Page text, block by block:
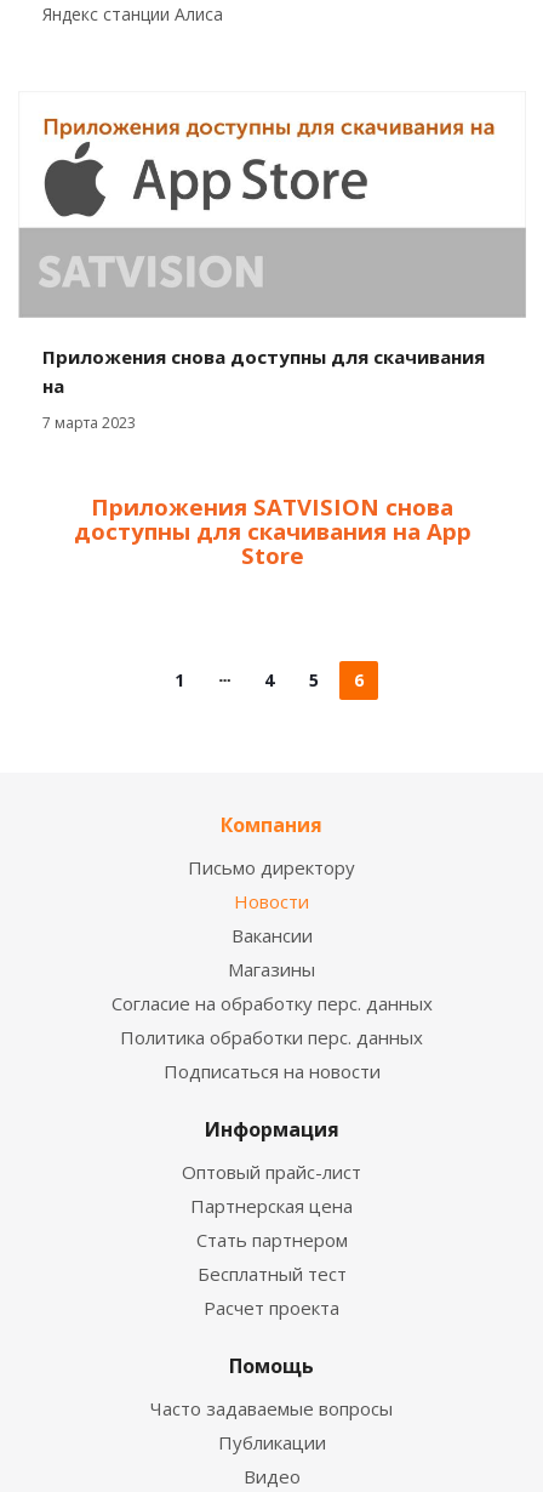
Яндекс станции Алиса
Приложения снова доступны для скачивания
на
7 марта 2023
Приложения SATVISION снова
доступны для скачивания на App
Store
1 4 5 6
Компания
Письмо директору
Новости
Вакансии
Магазины
Согласие на обработку перс. данных
Политика обработки перс. данных
Подписаться на новости
Информация
Оптовый прайс-лист
Партнерская цена
Стать партнером
Бесплатный тест
Расчет проекта
Помощь
Часто задаваемые вопросы
Публикации
Видео